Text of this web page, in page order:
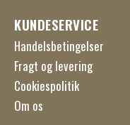
KUNDESERVICE
Handelsbetingelser
Fragt og levering
Cookiespolitik
Om os